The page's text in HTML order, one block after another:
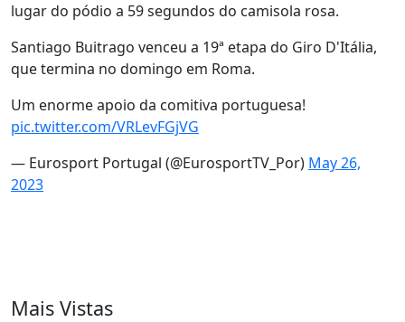
lugar do pódio a 59 segundos do camisola rosa.
Santiago Buitrago venceu a 19ª etapa do Giro D'Itália,
que termina no domingo em Roma.
Um enorme apoio da comitiva portuguesa!
pic.twitter.com/VRLevFGjVG
— Eurosport Portugal (@EurosportTV_Por) May 26,
2023
Mais Vistas